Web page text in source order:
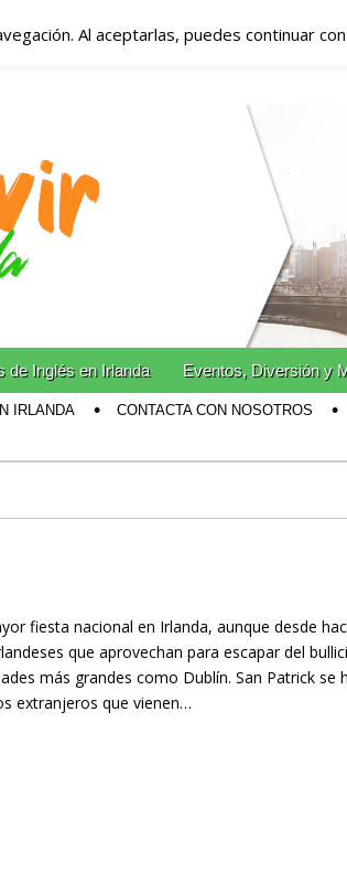
– Vivir
en
Irlanda!
de Inglés en Irlanda Eventos, Diversión y
IRLANDA CONTACTA CON NOSOTROS
fiesta nacional en Irlanda, aunque desde
que aprovechan para escapar del
más grandes como Dublín. San Patrick se
extranjeros que vienen…
Al aceptarlas, puedes continuar